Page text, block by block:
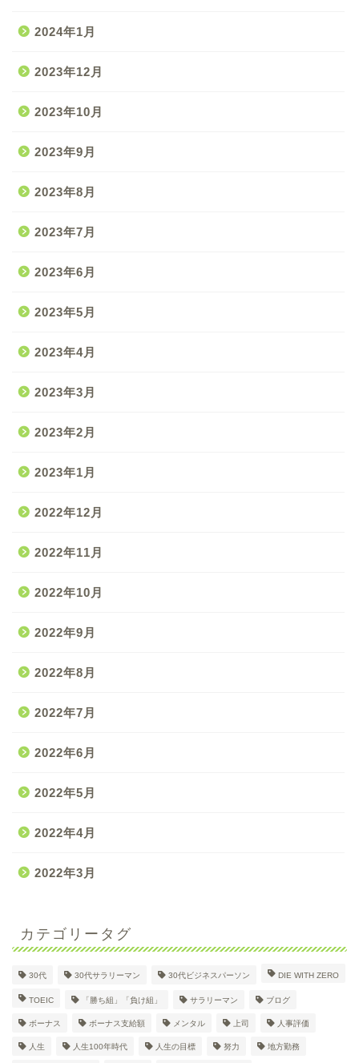
2024年1月
2023年12月
2023年10月
2023年9月
2023年8月
2023年7月
2023年6月
2023年5月
2023年4月
2023年3月
2023年2月
2023年1月
2022年12月
2022年11月
2022年10月
2022年9月
2022年8月
2022年7月
2022年6月
2022年5月
2022年4月
2022年3月
カテゴリータグ
30代 30代サラリーマン 30代ビジネスパーソン DIE WITH ZERO
TOEIC 「勝ち組」「負け組」 サラリーマン ブログ
ボーナス ボーナス支給額 メンタル 上司 人事評価
人生 人生100年時代 人生の目標 努力 地方勤務
30代大企業サラリーマン
Dのプロフィール